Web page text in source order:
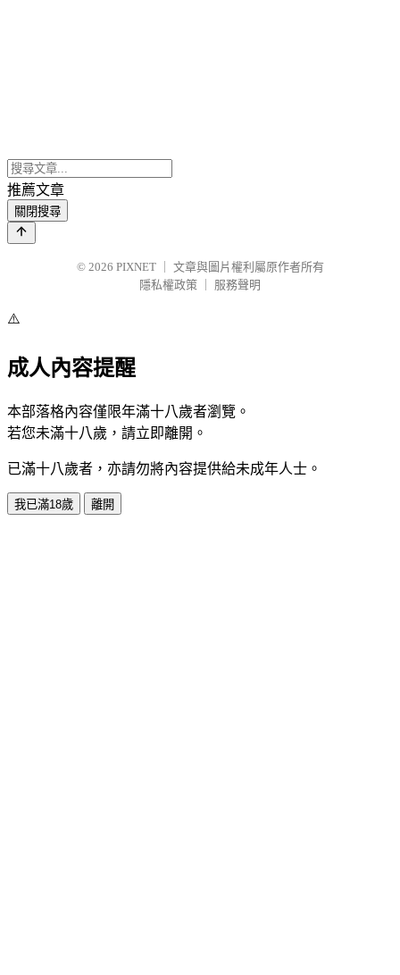
推薦文章
關閉搜尋
© 2026 PIXNET
文章與圖片權利屬原作者所有
隱私權政策
服務聲明
⚠️
成人內容提醒
本部落格內容僅限年滿十八歲者瀏覽。
若您未滿十八歲，請立即離開。
已滿十八歲者，亦請勿將內容提供給未成年人士。
我已滿18歲 離開